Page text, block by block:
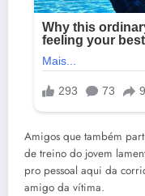
Amigos que também
de treino do jovem
pro pessoal aqui da
amigo da vítima.